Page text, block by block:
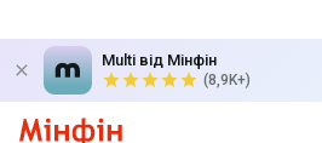
Multi від Мінфін
(8,9K+)